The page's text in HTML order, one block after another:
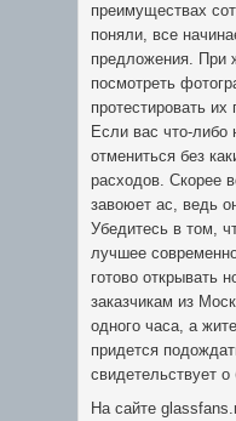
преимуществах
поняли, все
предложения. При
посмотреть
протестировать их
Если вас что-либо
отмениться без
расходов. Скорее
завоюет ас, ведь
Убедитесь в том,
лучшее
готово открывать
заказчикам из
одного часа, а
придется
свидетельствует
На сайте